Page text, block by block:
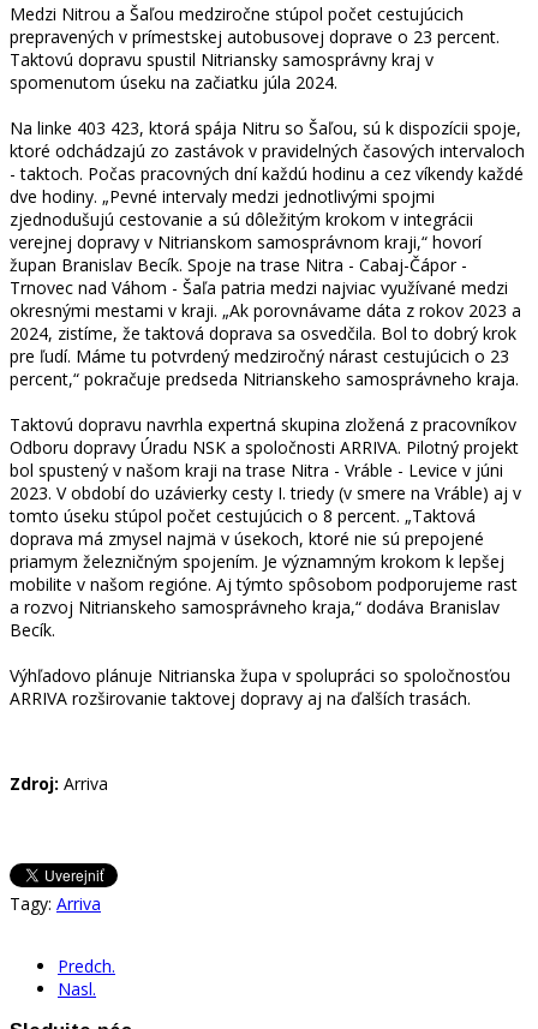
Medzi Nitrou a Šaľou medziročne stúpol počet cestujúcich
prepravených v prímestskej autobusovej doprave o 23 percent.
Taktovú dopravu spustil Nitriansky samosprávny kraj v
spomenutom úseku na začiatku júla 2024.
Na linke 403 423, ktorá spája Nitru so Šaľou, sú k dispozícii spoje,
ktoré odchádzajú zo zastávok v pravidelných časových intervaloch
- taktoch. Počas pracovných dní každú hodinu a cez víkendy každé
dve hodiny. „Pevné intervaly medzi jednotlivými spojmi
zjednodušujú cestovanie a sú dôležitým krokom v integrácii
verejnej dopravy v Nitrianskom samosprávnom kraji,“ hovorí
župan Branislav Becík. Spoje na trase Nitra - Cabaj-Čápor -
Trnovec nad Váhom - Šaľa patria medzi najviac využívané medzi
okresnými mestami v kraji. „Ak porovnávame dáta z rokov 2023 a
2024, zistíme, že taktová doprava sa osvedčila. Bol to dobrý krok
pre ľudí. Máme tu potvrdený medziročný nárast cestujúcich o 23
percent,“ pokračuje predseda Nitrianskeho samosprávneho kraja.
Taktovú dopravu navrhla expertná skupina zložená z pracovníkov
Odboru dopravy Úradu NSK a spoločnosti ARRIVA. Pilotný projekt
bol spustený v našom kraji na trase Nitra - Vráble - Levice v júni
2023. V období do uzávierky cesty I. triedy (v smere na Vráble) aj v
tomto úseku stúpol počet cestujúcich o 8 percent. „Taktová
doprava má zmysel najmä v úsekoch, ktoré nie sú prepojené
priamym železničným spojením. Je významným krokom k lepšej
mobilite v našom regióne. Aj týmto spôsobom podporujeme rast
a rozvoj Nitrianskeho samosprávneho kraja,“ dodáva Branislav
Becík.
Výhľadovo plánuje Nitrianska župa v spolupráci so spoločnosťou
ARRIVA rozširovanie taktovej dopravy aj na ďalších trasách.
Zdroj: Arriva
Tagy: Arriva
Predch.
Nasl.